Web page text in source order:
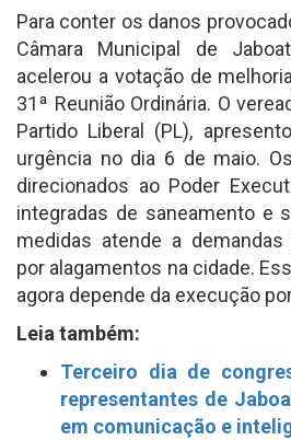
Para conter os danos
Câmara Municipal de
acelerou a votação de
31ª Reunião Ordinária. O
Partido Liberal (PL),
urgência no dia 6 de maio.
direcionados ao Poder
integradas de saneamento e
medidas atende a
por alagamentos na cidade.
agora depende da execução
Leia também:
Terceiro dia de
representantes de
em comunicação e